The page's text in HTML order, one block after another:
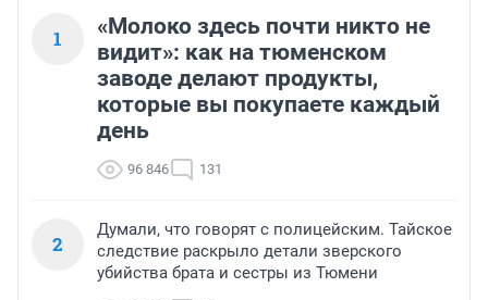
1
«Молоко здесь почти никто не
видит»: как на тюменском
заводе делают продукты,
которые вы покупаете каждый
день
96 846 131
2
Думали, что говорят с полицейским. Тайское
следствие раскрыло детали зверского
убийства брата и сестры из Тюмени